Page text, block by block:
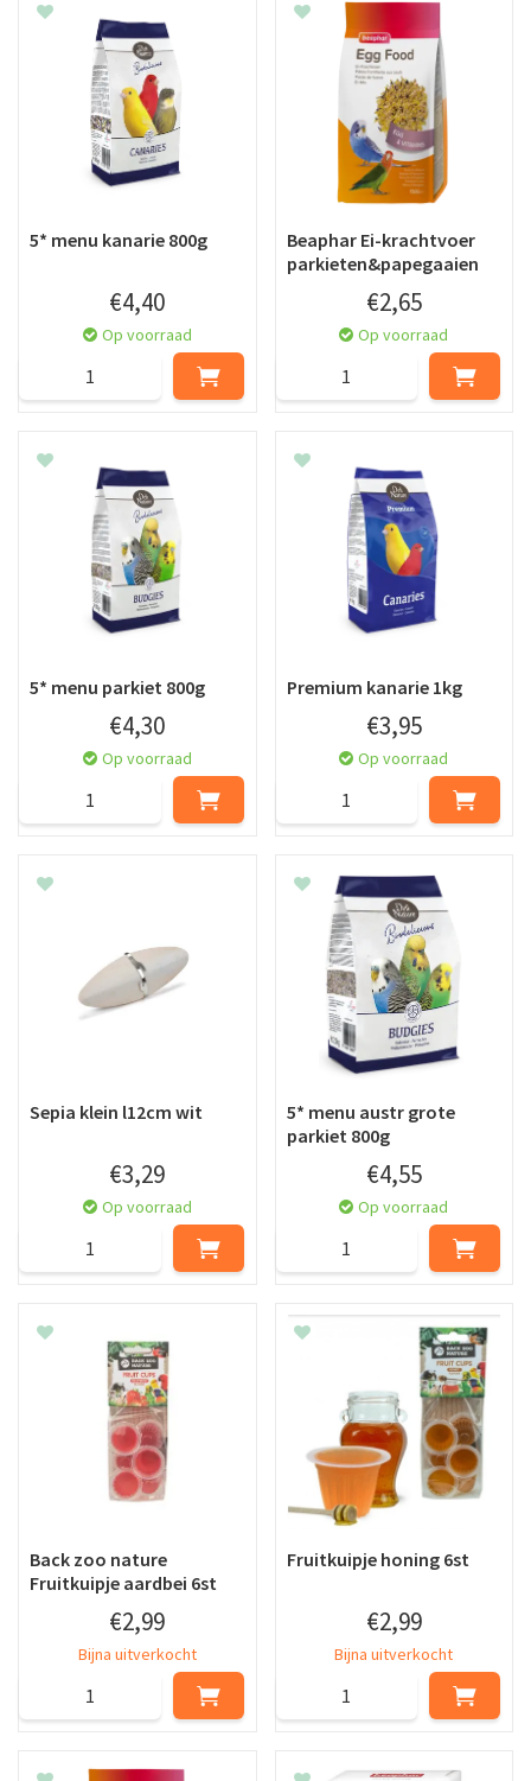
5* menu kanarie 800g
€4,40
Op voorraad
Beaphar Ei-krachtvoer
parkieten&papegaaien
€2,65
Op voorraad
5* menu parkiet 800g
€4,30
Op voorraad
Premium kanarie 1kg
€3,95
Op voorraad
Sepia klein l12cm wit
€3,29
Op voorraad
5* menu austr grote
parkiet 800g
€4,55
Op voorraad
Back zoo nature
Fruitkuipje aardbei 6st
€2,99
Bijna uitverkocht
Fruitkuipje honing 6st
€2,99
Bijna uitverkocht